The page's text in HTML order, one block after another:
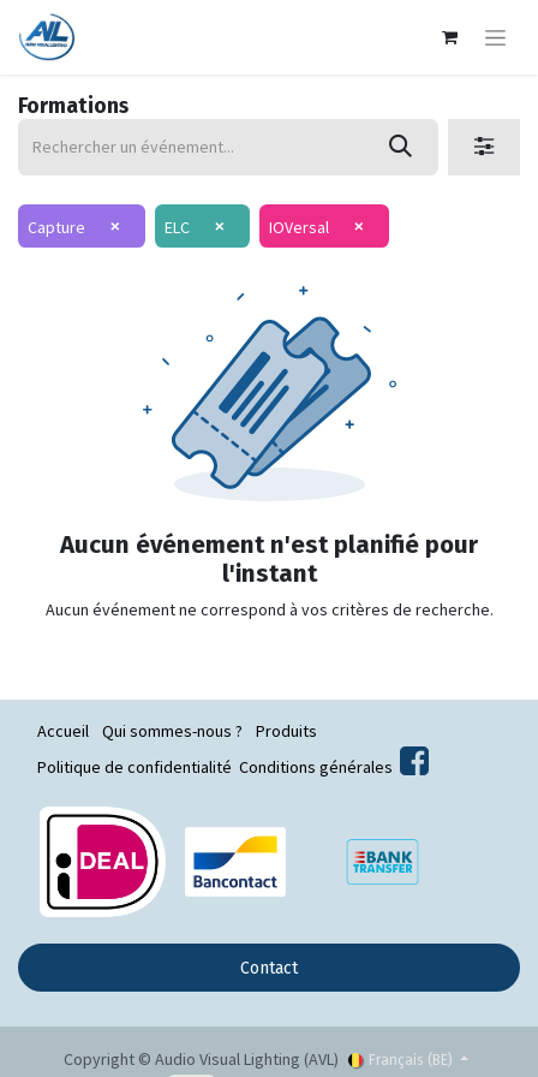
Formations
Capture × ELC × IOVersal ×
Aucun événement n'est planifié pour
l'instant
Aucun événement ne correspond à vos critères de recherche.
Accueil Qui sommes-nous ?
Produits
Politique de confidentialité Conditions générales
Contact
Copyright © Audio Visual Lighting (AVL) Français (BE)